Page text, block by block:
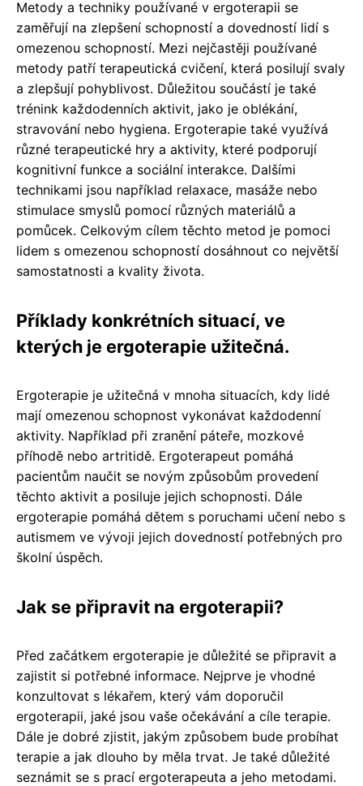
Metody a techniky používané v ergoterapii se
zaměřují na zlepšení schopností a dovedností lidí s
omezenou schopností. Mezi nejčastěji používané
metody patří terapeutická cvičení, která posilují svaly
a zlepšují pohyblivost. Důležitou součástí je také
trénink každodenních aktivit, jako je oblékání,
stravování nebo hygiena. Ergoterapie také využívá
různé terapeutické hry a aktivity, které podporují
kognitivní funkce a sociální interakce. Dalšími
technikami jsou například relaxace, masáže nebo
stimulace smyslů pomocí různých materiálů a
pomůcek. Celkovým cílem těchto metod je pomoci
lidem s omezenou schopností dosáhnout co největší
samostatnosti a kvality života.
Příklady konkrétních situací, ve
kterých je ergoterapie užitečná.
Ergoterapie je užitečná v mnoha situacích, kdy lidé
mají omezenou schopnost vykonávat každodenní
aktivity. Například při zranění páteře, mozkové
příhodě nebo artritidě. Ergoterapeut pomáhá
pacientům naučit se novým způsobům provedení
těchto aktivit a posiluje jejich schopnosti. Dále
ergoterapie pomáhá dětem s poruchami učení nebo s
autismem ve vývoji jejich dovedností potřebných pro
školní úspěch.
Jak se připravit na ergoterapii?
Před začátkem ergoterapie je důležité se připravit a
zajistit si potřebné informace. Nejprve je vhodné
konzultovat s lékařem, který vám doporučil
ergoterapii, jaké jsou vaše očekávání a cíle terapie.
Dále je dobré zjistit, jakým způsobem bude probíhat
terapie a jak dlouho by měla trvat. Je také důležité
seznámit se s prací ergoterapeuta a jeho metodami.